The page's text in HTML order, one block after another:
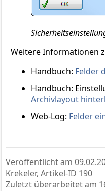
Weitere Informationen
Handbuch: Felder
Handbuch:
Archivlayout
Web-Log: Felder
Veröffentlicht am
Krekeler, Artikel-ID 190
Zuletzt überarbeitet am